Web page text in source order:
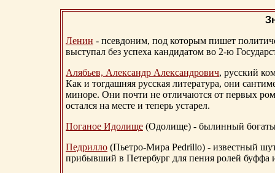
Ленин - псевдоним, под которым пишет
выступал без успеха кандидатом во 2-ю
Алябьев, Александр Александрович, русский
Как и тогдашняя русская литература, они
миноре. Они почти не отличаются от первых
остался на месте и теперь устарел.
Поганое Идолище (Одолище) - былинный
Педрилло (Пьетро-Мира Pedrillo) - известный
прибывший в Петербург для пения ролей буффа